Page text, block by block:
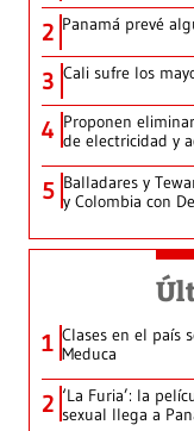
2 Panamá prevé
3 Cali sufre los
4 Proponen
de electricidad y
5 Balladares y
y Colombia con
1 Clases en el país
Meduca
2 ‘La Furia’: la
sexual llega a